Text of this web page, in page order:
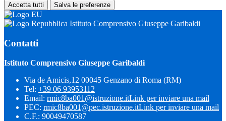
Accetta tutti Salva le preferenze
Istituto Comprensivo Giuseppe Garibaldi
Contatti
Istituto Comprensivo Giuseppe Garibaldi
Via de Amicis,12 00045 Genzano di Roma (RM)
Tel: +39 06 93953112
Email: rmic8ba001@istruzione.itLink per inviare una mail
PEC: rmic8ba001@pec.istruzione.itLink per inviare una mail
C.F.: 90049470587